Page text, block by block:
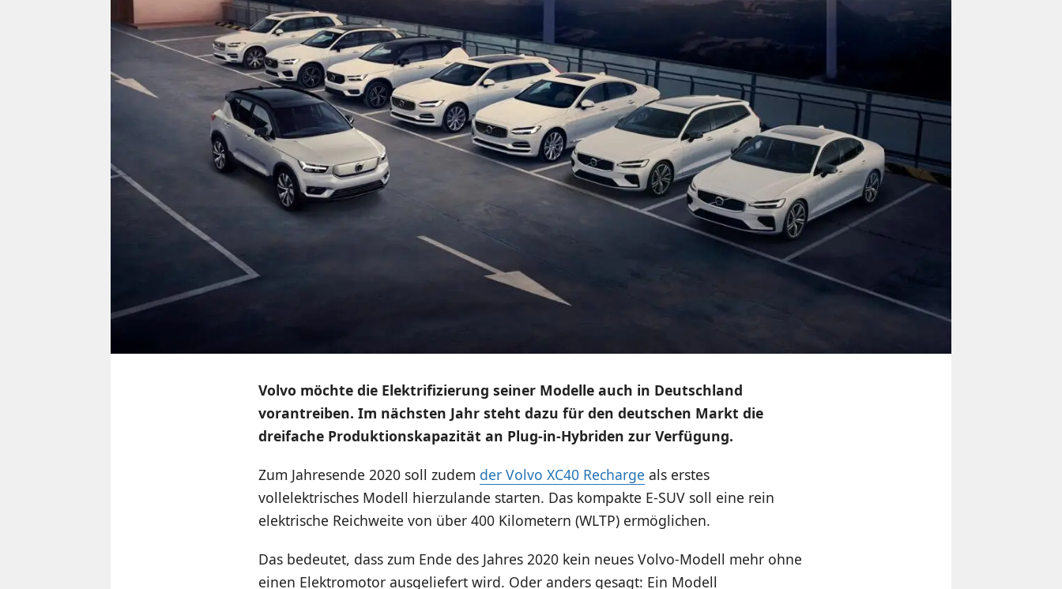
Volvo möchte die Elektrifizierung seiner Modelle auch in Deutschland
vorantreiben. Im nächsten Jahr steht dazu für den deutschen Markt die
dreifache Produktionskapazität an Plug-in-Hybriden zur Verfügung.
Zum Jahresende 2020 soll zudem der Volvo XC40 Recharge als erstes
vollelektrisches Modell hierzulande starten. Das kompakte E-SUV soll eine rein
elektrische Reichweite von über 400 Kilometern (WLTP) ermöglichen.
Das bedeutet, dass zum Ende des Jahres 2020 kein neues Volvo-Modell mehr ohne
einen Elektromotor ausgeliefert wird. Oder anders gesagt: Ein Modell